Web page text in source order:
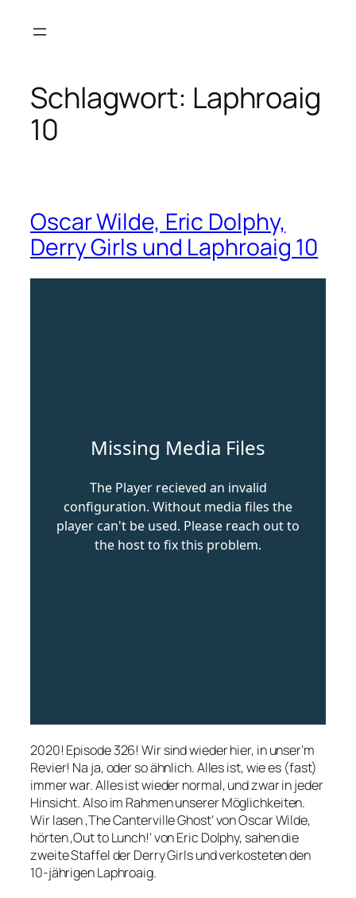
Inhalt
Schlagwort: Laphroaig
10
Oscar Wilde, Eric Dolphy,
Derry Girls und Laphroaig 10
2020! Episode 326! Wir sind wieder hier, in unser’m
Revier! Na ja, oder so ähnlich. Alles ist, wie es (fast)
immer war. Alles ist wieder normal, und zwar in jeder
Hinsicht. Also im Rahmen unserer Möglichkeiten.
Wir lasen ‚The Canterville Ghost‘ von Oscar Wilde,
hörten ‚Out to Lunch!‘ von Eric Dolphy, sahen die
zweite Staffel der Derry Girls und verkosteten den
10-jährigen Laphroaig.